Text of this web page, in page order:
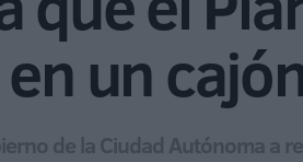
un
de la Ciudad Autónoma a